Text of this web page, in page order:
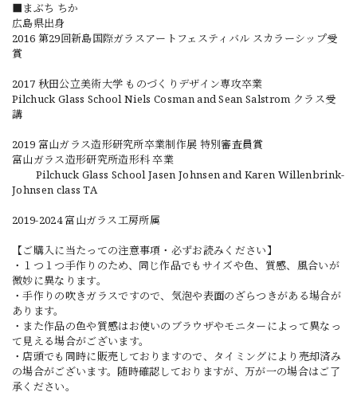
■まぶち ちか
広島県出身
2016 第29回新島国際ガラスアートフェスティバル スカラーシップ受
賞
2017 秋田公立美術大学 ものづくりデザイン専攻卒業
Pilchuck Glass School Niels Cosman and Sean Salstrom クラス受
講
2019 富山ガラス造形研究所卒業制作展 特別審査員賞
富山ガラス造形研究所造形科 卒業
Pilchuck Glass School Jasen Johnsen and Karen Willenbrink-
Johnsen class TA
2019-2024 富山ガラス工房所属
【ご購入に当たっての注意事項・必ずお読みください】
・１つ１つ手作りのため、同じ作品でもサイズや色、質感、風合いが
微妙に異なります。
・手作りの吹きガラスですので、気泡や表面のざらつきがある場合が
あります。
・また作品の色や質感はお使いのブラウザやモニターによって異なっ
て見える場合がございます。
・店頭でも同時に販売しておりますので、タイミングにより売却済み
の場合がございます。随時確認しておりますが、万が一の場合はご了
承ください。